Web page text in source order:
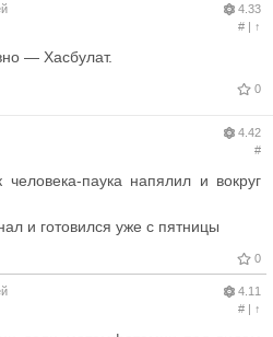
4.33
#| ↑
— Хасбулат.
0
4.42
#
паука напялил и вокруг
и готовился уже с пятницы
0
4.11
#| ↑